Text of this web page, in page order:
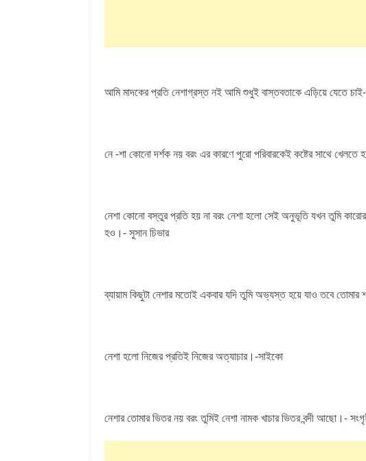
আমি মাদকের প্রতি নেশাগ্রস্ত নই আমি শুধুই বাস্তবতাকে এড়িয়ে যেতে
নে -শা কোনো দর্শক নয় বরং এর কারণে পুরো পরিবারকেই কষ্টের সাথে খেলতে
নেশা কোনো বস্তুর প্রতি হয় না বরং নেশা হলো সেই অনুভূতি যখন তুমি
হও।- সুসান চিভার
ব্যায়াম কিছুটা নেশার মতোই একবার যদি তুমি অভ্যস্ত হয়ে যাও তবে তোমার
নেশা হলো নিজের প্রতিই নিজের অত্যাচার।-সাইকো
নেশার তোমার ভিতর নয় বরং তুমিই নেশা নামক খাচার ভিতর বন্দী আছো।-